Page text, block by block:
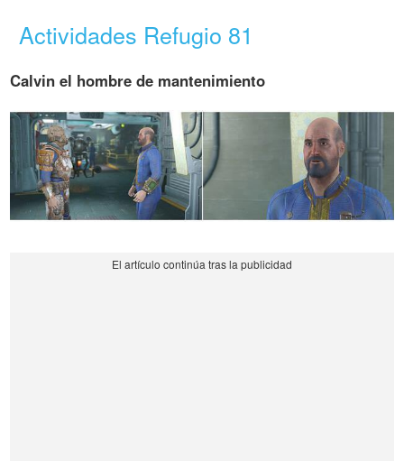
Actividades Refugio 81
Calvin el hombre de mantenimiento